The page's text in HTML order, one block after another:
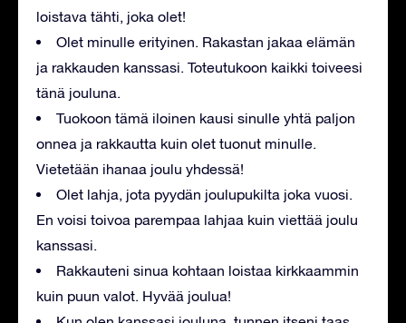
loistava tähti, joka olet!
Olet minulle erityinen. Rakastan jakaa elämän
ja rakkauden kanssasi. Toteutukoon kaikki toiveesi
tänä jouluna.
Tuokoon tämä iloinen kausi sinulle yhtä paljon
onnea ja rakkautta kuin olet tuonut minulle.
Vietetään ihanaa joulu yhdessä!
Olet lahja, jota pyydän joulupukilta joka vuosi.
En voisi toivoa parempaa lahjaa kuin viettää joulu
kanssasi.
Rakkauteni sinua kohtaan loistaa kirkkaammin
kuin puun valot. Hyvää joulua!